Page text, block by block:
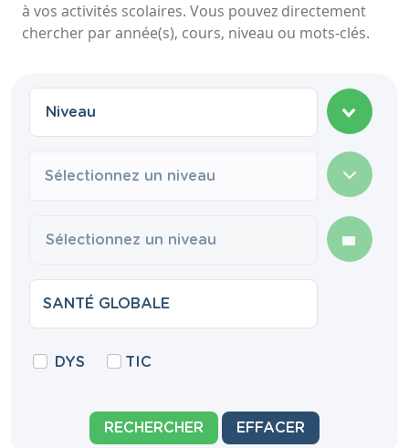
à vos activités scolaires. Vous pouvez directement
chercher par année(s), cours, niveau ou mots-clés.
Sélectionnez un niveau
DYS TIC
RECHERCHER EFFACER